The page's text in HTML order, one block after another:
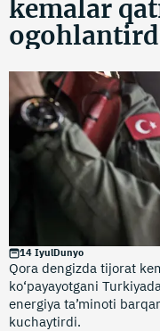
kemalar
14 IyulDunyo
Qora dengizda tijorat
ko‘payayotgani
energiya ta’minoti
kuchaytirdi.